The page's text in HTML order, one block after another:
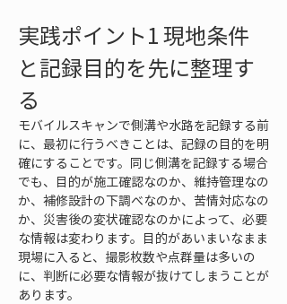
実践ポイント1 現地条件
と記録目的を先に整理す
る
モバイルスキャンで側溝や水路を記録する前
に、最初に行うべきことは、記録の目的を明
確にすることです。同じ側溝を記録する場合
でも、目的が施工確認なのか、維持管理なの
か、補修設計の下調べなのか、苦情対応なの
か、災害後の変状確認なのかによって、必要
な情報は変わります。目的があいまいなまま
現場に入ると、撮影枚数や点群量は多いの
に、判断に必要な情報が抜けてしまうことが
あります。